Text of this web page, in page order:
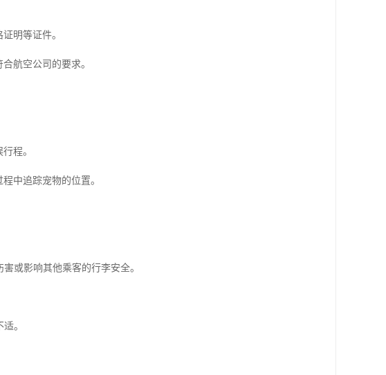
明等证件。
航空公司的要求。
程。
中追踪宠物的位置。
或影响其他乘客的行李安全。
。